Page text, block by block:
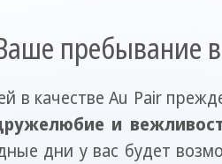
пребывание
в качестве Au Pair
и
дни у вас будет